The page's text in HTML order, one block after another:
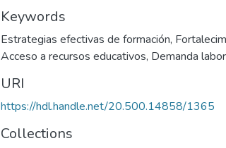
Keywords
Estrategias efectivas de formación,
Acceso a recursos educativos, Demanda
URI
https://hdl.handle.net/20.500.14858/1365
Collections